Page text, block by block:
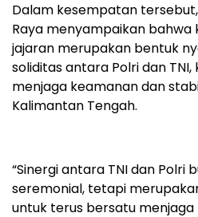
Dalam kesempatan
Raya menyampaikan
jajaran merupakan bentuk
soliditas antara Polri dan
menjaga keamanan dan
Kalimantan Tengah.
“Sinergi antara TNI dan Polri
seremonial, tetapi
untuk terus bersatu